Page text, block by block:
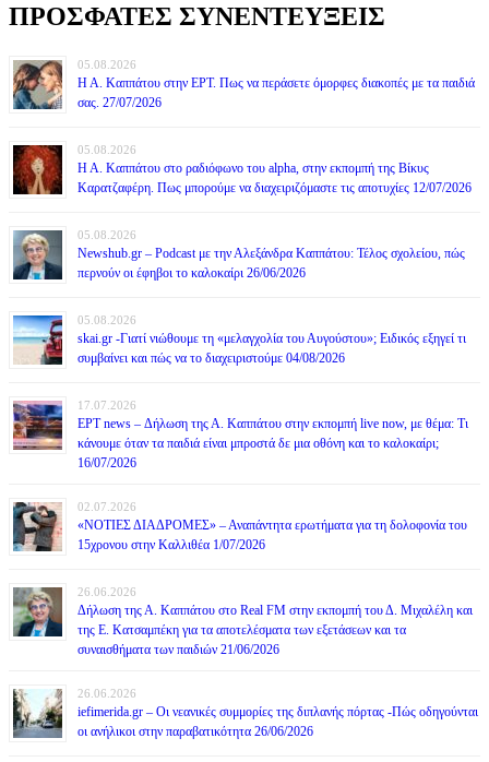
ΠΡΟΣΦΑΤΕΣ ΣΥΝΕΝΤΕΥΞΕΙΣ
05.08.2026
Η Α. Καππάτου στην ΕΡΤ. Πως να περάσετε όμορφες διακοπές με τα παιδιά
σας. 27/07/2026
05.08.2026
Η Α. Καππάτου στο ραδιόφωνο του alpha, στην εκπομπή της Βίκυς
Καρατζαφέρη. Πως μπορούμε να διαχειριζόμαστε τις αποτυχίες 12/07/2026
05.08.2026
Newshub.gr – Podcast με την Αλεξάνδρα Καππάτου: Τέλος σχολείου, πώς
περνούν οι έφηβοι το καλοκαίρι 26/06/2026
05.08.2026
skai.gr -Γιατί νιώθουμε τη «μελαγχολία του Αυγούστου»; Ειδικός εξηγεί τι
συμβαίνει και πώς να το διαχειριστούμε 04/08/2026
17.07.2026
ΕΡΤ news – Δήλωση της Α. Καππάτου στην εκπομπή live now, με θέμα: Τι
κάνουμε όταν τα παιδιά είναι μπροστά δε μια οθόνη και το καλοκαίρι;
16/07/2026
02.07.2026
«ΝΟΤΙΕΣ ΔΙΑΔΡΟΜΕΣ» – Αναπάντητα ερωτήματα για τη δολοφονία του
15χρονου στην Καλλιθέα 1/07/2026
26.06.2026
Δήλωση της Α. Καππάτου στο Real FM στην εκπομπή του Δ. Μιχαλέλη και
της Ε. Κατσαμπέκη για τα αποτελέσματα των εξετάσεων και τα
συναισθήματα των παιδιών 21/06/2026
26.06.2026
iefimerida.gr – Οι νεανικές συμμορίες της διπλανής πόρτας -Πώς οδηγούνται
οι ανήλικοι στην παραβατικότητα 26/06/2026